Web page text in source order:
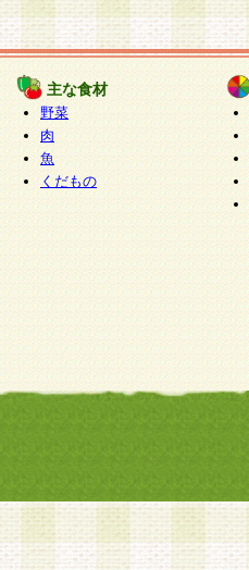
主な食材
野菜
肉
魚
くだもの